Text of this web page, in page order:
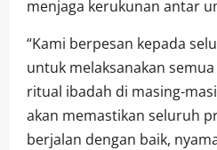
menjaga kerukunan antar
“Kami berpesan kepada
untuk melaksanakan
ritual ibadah di masing-
akan memastikan seluruh
berjalan dengan baik,